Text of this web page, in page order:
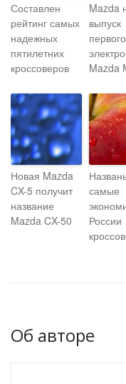
Составлен
рейтинг самых
надежных
пятилетних
кроссоверов
Mazda
выпуск
первого
Mazda
Новая Mazda
CX-5 получит
название
Mazda CX-50
самые
России
Об авторе